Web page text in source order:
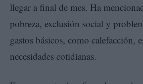
llegar a final de mes. Ha
pobreza, exclusión social y
gastos básicos, como calefacción,
necesidades cotidianas.